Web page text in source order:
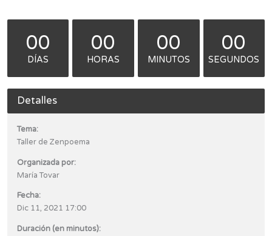
00
DÍAS
00
HORAS
00
MINUTOS
00
SEGUNDOS
Detalles
Tema:
Taller de Zenpoema
Organizada por:
María Tovar
Fecha:
Dic 11, 2021 17:00
Duración (en minutos):